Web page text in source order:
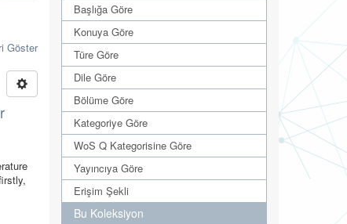
Göster
Başlığa Göre
Konuya Göre
Türe Göre
Dile Göre
Bölüme Göre
Kategoriye Göre
WoS Q Kategorisine Göre
Yayıncıya Göre
Erişim Şekli
Bu Koleksiyon